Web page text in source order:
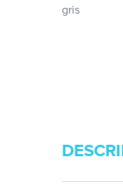
gris